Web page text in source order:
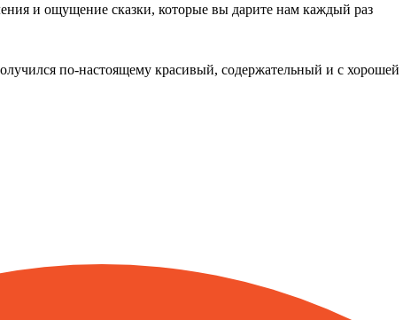
и ощущение сказки, которые вы дарите нам каждый раз
по-настоящему красивый, содержательный и с